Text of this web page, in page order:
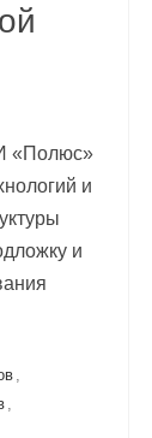
«Полюс»
и
и
,
,